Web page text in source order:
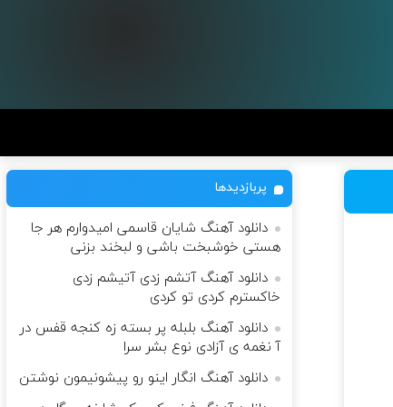
پربازدیدها
دانلود آهنگ شایان قاسمی امیدوارم هر جا
هستی خوشبخت باشی و لبخند بزنی
دانلود آهنگ آتشم زدی آتیشم زدی
خاکسترم کردی تو کردی
دانلود آهنگ بلبله پر بسته زه کنجه قفس در
آ نغمه ی آزادی نوع بشر سرا
دانلود آهنگ انگار اینو رو پیشونیمون نوشتن